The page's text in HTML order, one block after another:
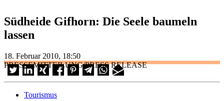
Südheide Gifhorn: Die Seele baumeln
lassen
18. Februar 2010, 18:50
PRESSEMITTEILUNG/PRESS RELEASE
Tourismus